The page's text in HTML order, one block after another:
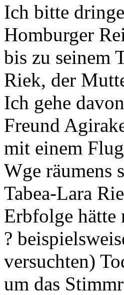
Ich bitte
Homburger
bis zu seinem
Riek, der
Ich gehe
Freund
mit einem
Wge räumens
Tabea-Lara
Erbfolge hätte
?
versuchten)
um das